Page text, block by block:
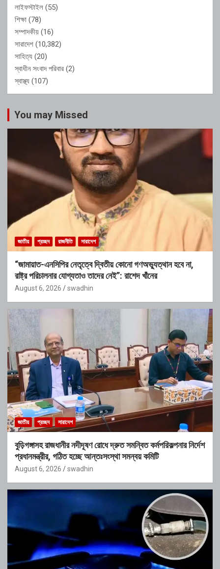
লাইফস্টাইল (55)
শিক্ষা (78)
সম্পাদকীয় (16)
সারাদেশ (10,382)
সাহিত্য (20)
স্বাধীন সংবাদ পরিবার (2)
স্বাস্থ্য (107)
You may Missed
জাতীয় প্রচ্ছদ রাজনীতি সারাদেশ
“জামায়াত-এনসিপির নেতৃত্বে দ্বিতীয় কোনো গণঅভ্যুত্থান হবে না,
রাষ্ট্র পরিচালনার যোগ্যতাও তাদের নেই”: রাশেদ খাঁনের
August 6, 2026 swadhin
জাতীয় প্রচ্ছদ সারাদেশ
বুড়িগঙ্গাসহ রাজধানীর নদীদূষণ রোধে দ্রুত সমন্বিত কর্মপরিকল্পনার নির্দেশ
প্রধানমন্ত্রীর, গঠিত হচ্ছে আন্তঃসংস্থা সমন্বয় কমিটি
August 6, 2026 swadhin